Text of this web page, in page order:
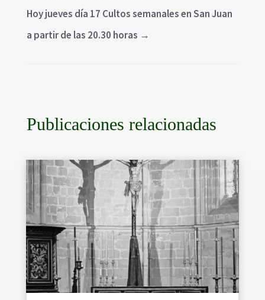
Hoy jueves día 17 Cultos semanales en San Juan
a partir de las 20.30 horas →
Publicaciones relacionadas